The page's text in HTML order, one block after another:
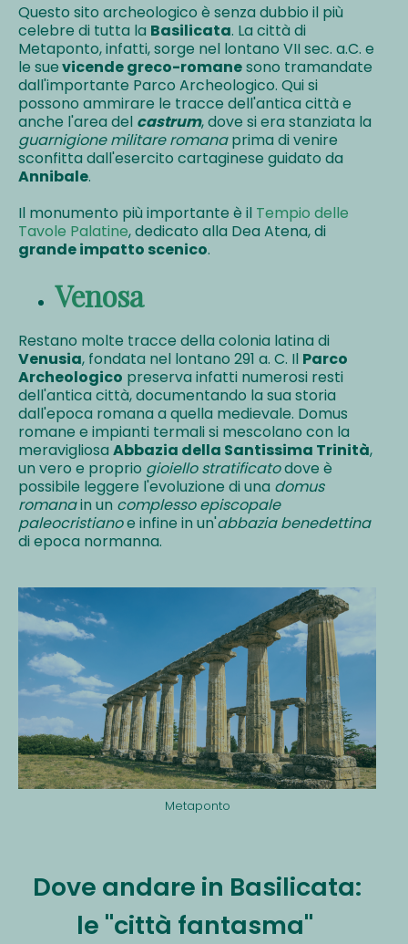
Questo sito archeologico è senza dubbio il più
celebre di tutta la Basilicata. La città di
Metaponto, infatti, sorge nel lontano VII sec. a.C. e
le suevicende greco-romanesono tramandate
dall'importante Parco Archeologico. Qui si
possono ammirare le tracce dell'antica città e
anche l'area del castrum, dove si era stanziata la
guarnigione militare romanaprima di venire
sconfitta dall'esercito cartaginese guidato da
Annibale.
Il monumento più importante è il Tempio delle
Tavole Palatine, dedicato alla Dea Atena, di
grande impatto scenico.
Venosa
Restano molte tracce della colonia latina di
Venusia, fondata nel lontano 291 a. C. Il Parco
Archeologico preserva infatti numerosi resti
dell'antica città, documentando la sua storia
dall'epoca romana a quella medievale. Domus
romane e impianti termali si mescolano con la
meravigliosa Abbazia della Santissima Trinità,
un vero e proprio gioiello stratificatodove è
possibile leggere l'evoluzione di una domus
romanain un complesso episcopale
paleocristianoe infine in un'abbazia benedettina
di epoca normanna.
Metaponto
Dove andare in Basilicata:
le "città fantasma"